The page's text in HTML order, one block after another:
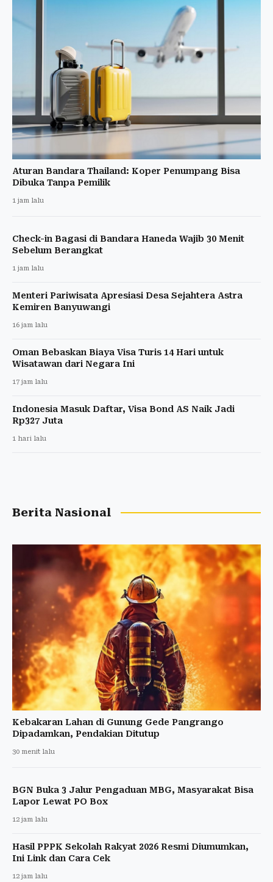
Aturan Bandara Thailand: Koper Penumpang Bisa
Dibuka Tanpa Pemilik
1 jam lalu
Check-in Bagasi di Bandara Haneda Wajib 30 Menit
Sebelum Berangkat
1 jam lalu
Menteri Pariwisata Apresiasi Desa Sejahtera Astra
Kemiren Banyuwangi
16 jam lalu
Oman Bebaskan Biaya Visa Turis 14 Hari untuk
Wisatawan dari Negara Ini
17 jam lalu
Indonesia Masuk Daftar, Visa Bond AS Naik Jadi
Rp327 Juta
1 hari lalu
Berita Nasional
Kebakaran Lahan di Gunung Gede Pangrango
Dipadamkan, Pendakian Ditutup
30 menit lalu
BGN Buka 3 Jalur Pengaduan MBG, Masyarakat Bisa
Lapor Lewat PO Box
12 jam lalu
Hasil PPPK Sekolah Rakyat 2026 Resmi Diumumkan,
Ini Link dan Cara Cek
12 jam lalu